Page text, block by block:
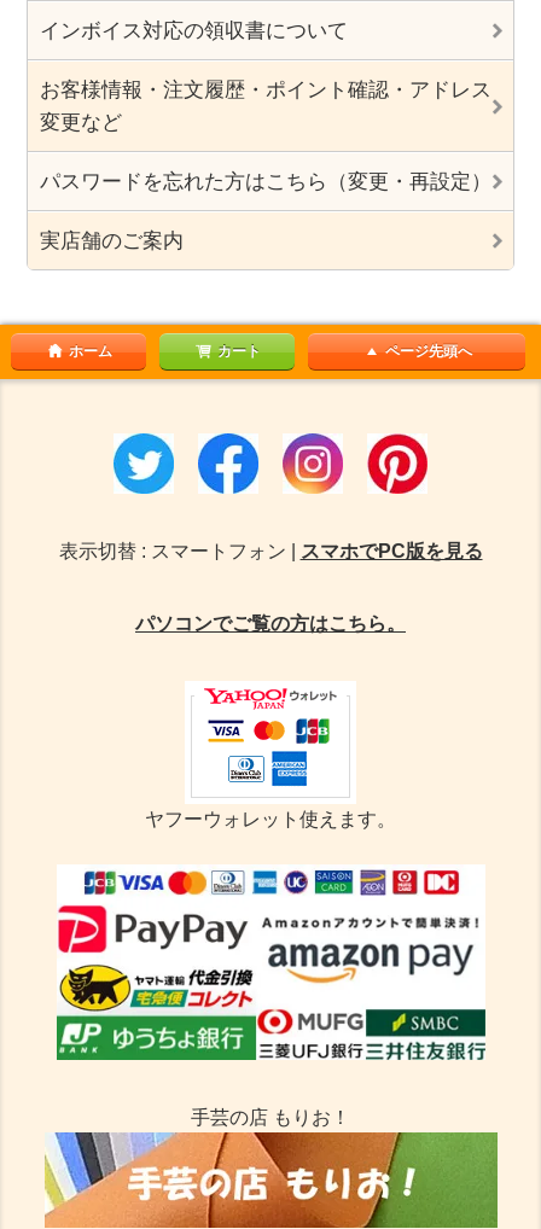
インボイス対応の領収書について
お客様情報・注文履歴・ポイント確認・アドレス
変更など
パスワードを忘れた方はこちら（変更・再設定）
実店舗のご案内
ホーム カート ページ先頭へ
表示切替 : スマートフォン | スマホでPC版を見る
パソコンでご覧の方はこちら。
ヤフーウォレット使えます。
手芸の店 もりお！